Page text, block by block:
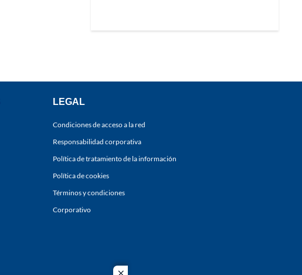
LEGAL
Condiciones de acceso a la red
Responsabilidad corporativa
Política de tratamiento de la información
Política de cookies
Términos y condiciones
Corporativo